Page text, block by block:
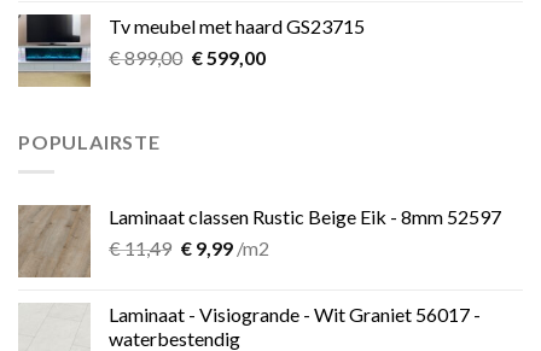
€ 39,00.€ 25,00.
Tv meubel met haard GS23715
€899,00 Oorspronkelijke
€599,00Huidige
POPULAIRSTE
Laminaat classen Rustic Beige Eik - 8mm 52597
€11,49 Oorspronkelijke
€ 11,49.
€9,99Huidige
€ 9,99.
/m2
Laminaat - Visiogrande - Wit Graniet 56017 -
waterbestendig